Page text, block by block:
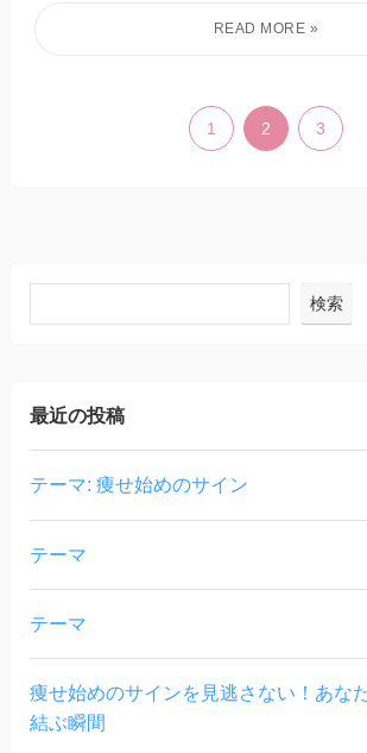
1 2 3
検索
最近の投稿
テーマ: 痩せ始めのサイン
テーマ
テーマ
痩せ始めのサインを見逃さない！あな
結ぶ瞬間